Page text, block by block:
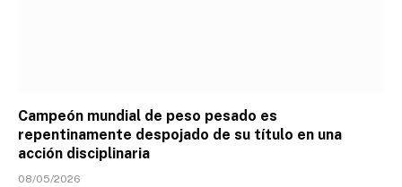
Campeón mundial de peso pesado es
repentinamente despojado de su título en una
acción disciplinaria
08/05/2026